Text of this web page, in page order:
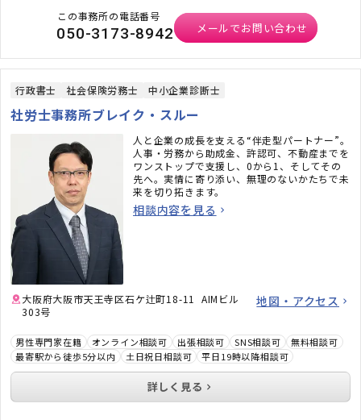
この事務所の電話番号
050-3173-8942 メールでお問い合わせ
行政書士 社会保険労務士 中小企業診断士
社労士事務所ブレイク・スルー
人と企業の成長を支える“伴走型パートナー”。
人事・労務から助成金、許認可、不動産までを
ワンストップで支援し、0から1、そしてその
先へ。実情に寄り添い、無理のないかたちで未
来を切り拓きます。
相談内容を見る
大阪府大阪市天王寺区石ケ辻町18-11 AIMビル
303号
地図・アクセス
男性専門家在籍 オンライン相談可 出張相談可 SNS相談可
無料相談可
最寄駅から徒歩5分以内
土日祝日相談可 平日19時以降相談可
詳しく見る